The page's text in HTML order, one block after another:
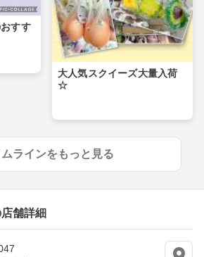
すす
大人気スクイーズ大量入荷
☆
ムラインをもっと見る
舗詳細